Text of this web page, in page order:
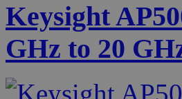
Keysight
GHz to 20